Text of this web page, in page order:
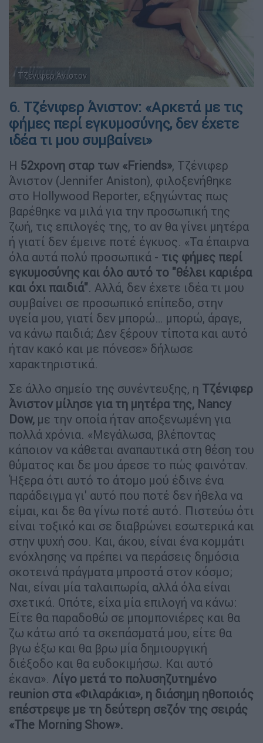
Τζένιφερ Άνιστον
6. Τζένιφερ Άνιστον: «Αρκετά με τις
φήμες περί εγκυμοσύνης, δεν έχετε
ιδέα τι μου συμβαίνει»
H 52χρονη σταρ των «Friends», Τζένιφερ
Άνιστον (Jennifer Aniston), φιλοξενήθηκε
στο Hollywood Reporter, εξηγώντας πως
βαρέθηκε να μιλά για την προσωπική της
ζωή, τις επιλογές της, το αν θα γίνει μητέρα
ή γιατί δεν έμεινε ποτέ έγκυος. «Τα έπαιρνα
όλα αυτά πολύ προσωπικά - τις φήμες περί
εγκυμοσύνης και όλο αυτό το "θέλει καριέρα
και όχι παιδιά". Αλλά, δεν έχετε ιδέα τι μου
συμβαίνει σε προσωπικό επίπεδο, στην
υγεία μου, γιατί δεν μπορώ… μπορώ, άραγε,
να κάνω παιδιά; Δεν ξέρουν τίποτα και αυτό
ήταν κακό και με πόνεσε» δήλωσε
χαρακτηριστικά.
Σε άλλο σημείο της συνέντευξης, η Τζένιφερ
Άνιστον μίλησε για τη μητέρα της, Νancy
Dow, με την οποία ήταν αποξενωμένη για
πολλά χρόνια. «Μεγάλωσα, βλέποντας
κάποιον να κάθεται αναπαυτικά στη θέση του
θύματος και δε μου άρεσε το πώς φαινόταν.
Ήξερα ότι αυτό το άτομο μού έδινε ένα
παράδειγμα γι' αυτό που ποτέ δεν ήθελα να
είμαι, και δε θα γίνω ποτέ αυτό. Πιστεύω ότι
είναι τοξικό και σε διαβρώνει εσωτερικά και
στην ψυχή σου. Και, άκου, είναι ένα κομμάτι
ενόχλησης να πρέπει να περάσεις δημόσια
σκοτεινά πράγματα μπροστά στον κόσμο;
Ναι, είναι μία ταλαιπωρία, αλλά όλα είναι
σχετικά. Οπότε, είχα μία επιλογή να κάνω:
Είτε θα παραδοθώ σε μπομπονιέρες και θα
ζω κάτω από τα σκεπάσματά μου, είτε θα
βγω έξω και θα βρω μία δημιουργική
διέξοδο και θα ευδοκιμήσω. Και αυτό
έκανα». Λίγο μετά το πολυσηζυτημένο
reunion στα «Φιλαράκια», η διάσημη ηθοποιός
επέστρεψε με τη δεύτερη σεζόν της σειράς
«The Morning Show».